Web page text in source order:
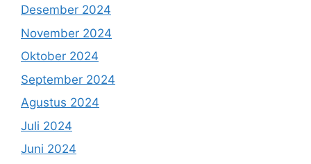
Desember 2024
November 2024
Oktober 2024
September 2024
Agustus 2024
Juli 2024
Juni 2024